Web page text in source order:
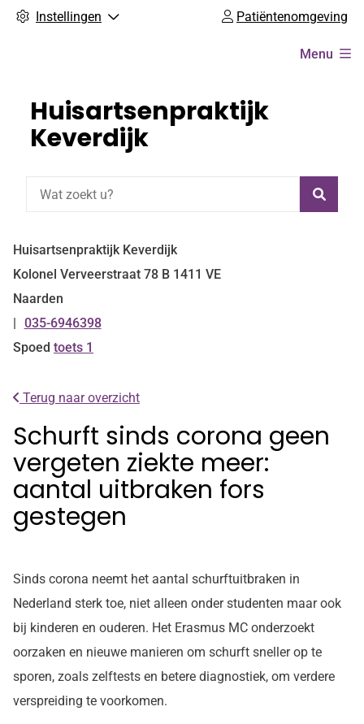
Instellingen Patiëntenomgeving
Menu
Huisartsenpraktijk
Keverdijk
Huisartsenpraktijk Keverdijk
Kolonel Verveerstraat 78 B 1411 VE
Naarden
Tel:
035-6946398
Spoed toets 1
Terug naar overzicht
Schurft sinds corona geen
vergeten ziekte meer:
aantal uitbraken fors
gestegen
Sinds corona neemt het aantal schurftuitbraken in
Nederland sterk toe, niet alleen onder studenten maar ook
bij kinderen en ouderen. Het Erasmus MC onderzoekt
oorzaken en nieuwe manieren om schurft sneller op te
sporen, zoals zelftests en betere diagnostiek, om verdere
verspreiding te voorkomen.